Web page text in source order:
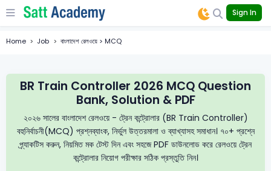
Sign In
Home Job বাংলাদেশ রেলওয়ে > MCQ
BR Train Controller 2026 MCQ Question
Bank, Solution & PDF
২০২৬ সালের বাংলাদেশ রেলওয়ে - ট্রেন কন্ট্রোলার (BR Train Controller)
বহুনির্বাচনী(MCQ) প্রশ্নব্যাংক, নির্ভুল উত্তরমালা ও ব্যাখ্যাসহ সমাধান। ৭০+ প্রশ্নে
প্র্যাকটিস করুন, নিয়মিত মক টেস্ট দিন এবং সহজে PDF ডাউনলোড করে রেলওয়ে ট্রেন
কন্ট্রোলার নিয়োগ পরীক্ষার সঠিক প্রস্তুতি নিন।